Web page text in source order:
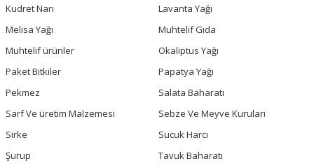
Kudret Narı
Lavanta Yağı
Melisa Yağı
Muhtelif Gıda
Muhtelif ürünler
Okaliptus Yağı
Paket Bitkiler
Papatya Yağı
Pekmez
Salata Baharatı
Sarf Ve üretim Malzemesi
Sebze Ve Meyve Kuruları
Sirke
Sucuk Harcı
Şurup
Tavuk Baharatı